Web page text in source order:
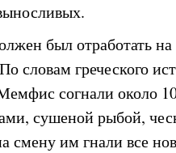
был отработать на
словам греческого
согнали около
сушеной рыбой,
смену им гнали все